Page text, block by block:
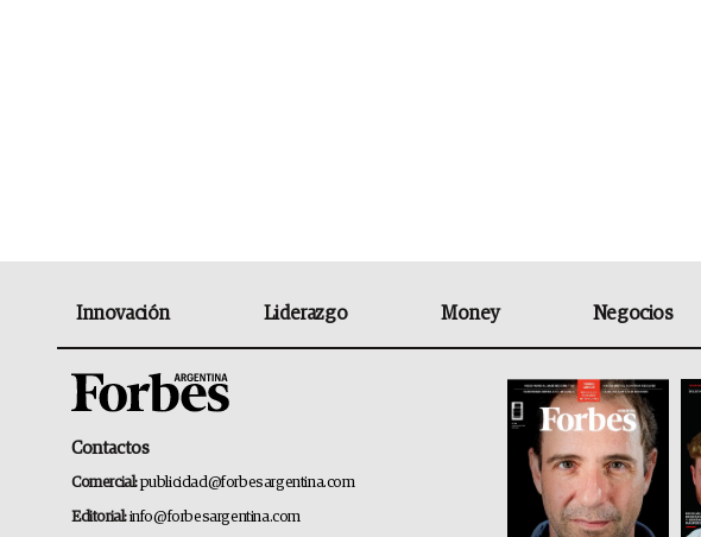
Innovación Liderazgo Money Negocios
Contactos
Comercial:publicidad@forbesargentina.com
Editorial:info@forbesargentina.com